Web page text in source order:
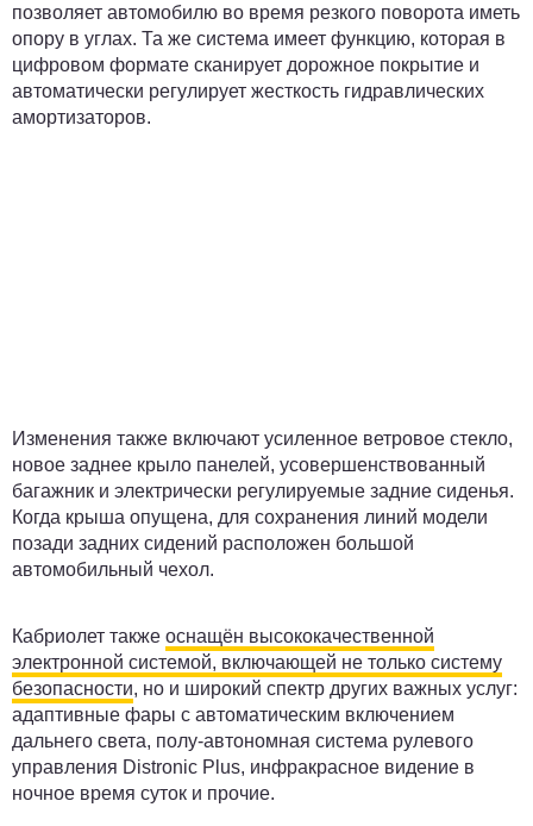
позволяет автомобилю во время резкого поворота иметь
опору в углах. Та же система имеет функцию, которая в
цифровом формате сканирует дорожное покрытие и
автоматически регулирует жесткость гидравлических
амортизаторов.
Изменения также включают усиленное ветровое стекло,
новое заднее крыло панелей, усовершенствованный
багажник и электрически регулируемые задние сиденья.
Когда крыша опущена, для сохранения линий модели
позади задних сидений расположен большой
автомобильный чехол.
Кабриолет также оснащён высококачественной
электронной системой, включающей не только систему
безопасности, но и широкий спектр других важных услуг:
адаптивные фары с автоматическим включением
дальнего света, полу-автономная система рулевого
управления Distronic Plus, инфракрасное видение в
ночное время суток и прочие.